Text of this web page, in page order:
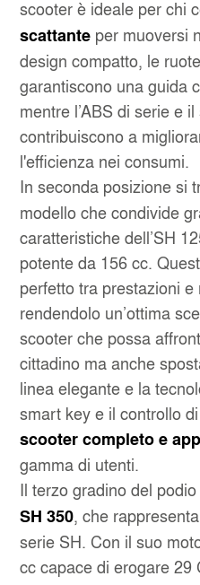
scooter è ideale per chi
scattante per muoversi
design compatto, le
garantiscono una guida
mentre l’ABS di serie e
contribuiscono a
l'efficienza nei consumi.
In seconda posizione si
modello che condivide
caratteristiche dell’SH
potente da 156 cc.
perfetto tra prestazioni
rendendolo un’ottima
scooter che possa
cittadino ma anche
linea elegante e la
smart key e il controllo
scooter completo e
gamma di utenti.
Il terzo gradino del podio
SH 350, che
serie SH. Con il suo
cc capace di erogare 29